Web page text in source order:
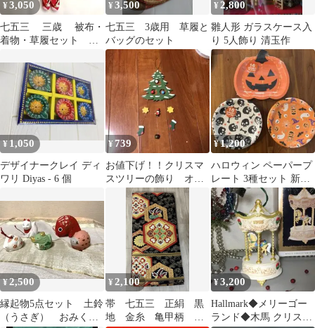
¥3,050
七五三 三歳 被布・
着物・草履セット
¥3,500
七五三 3歳用 草履と
バッグのセット
¥ 2,800
雛人形 ガラスケース入
り 5人飾り 清玉作
¥1,050
デザイナークレイ ディ
ワリ Diyas - 6 個
¥ 739
お値下げ！！クリスマ
スツリーの飾り オー
ナメント 木製
¥1,200
ハロウィン ペーパープ
レート 3種セット 新品
アメリカ購入 紙皿
¥2,500
縁起物5点セット 土鈴
（うさぎ） おみくじ
¥2,100
帯 七五三 正絹 黒
地 金糸 亀甲柄
¥3,200
Hallmark◆メリーゴー
ランド◆木馬 クリスマ